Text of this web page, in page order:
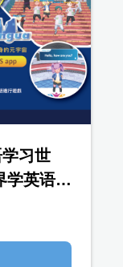
习世
学英语平